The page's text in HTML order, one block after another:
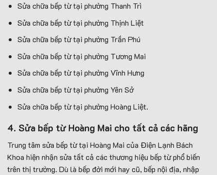
Sửa chữa bếp từ tại phường Thanh Trì
Sửa chữa bếp từ tại phường Thịnh Liệt
Sửa chữa bếp từ tại phường Trần Phú
Sửa chữa bếp từ tại phường Tương Mai
Sửa chữa bếp từ tại phường Vĩnh Hưng
Sửa chữa bếp từ tại phường Yên Sở
Sửa chữa bếp từ tại phường Hoàng Liệt.
4. Sửa bếp từ Hoàng Mai cho tất cả các hãng
Trung tâm sửa bếp từ tại Hoàng Mai của Điện Lạnh Bách
Khoa hiện nhận sửa tất cả các thương hiệu bếp từ phổ biến
trên thị trường. Dù là bếp đời mới hay cũ, bếp nội địa, nhập